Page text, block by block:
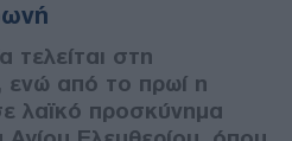
τελείται στη
από το πρωί η
λαϊκό προσκύνημα